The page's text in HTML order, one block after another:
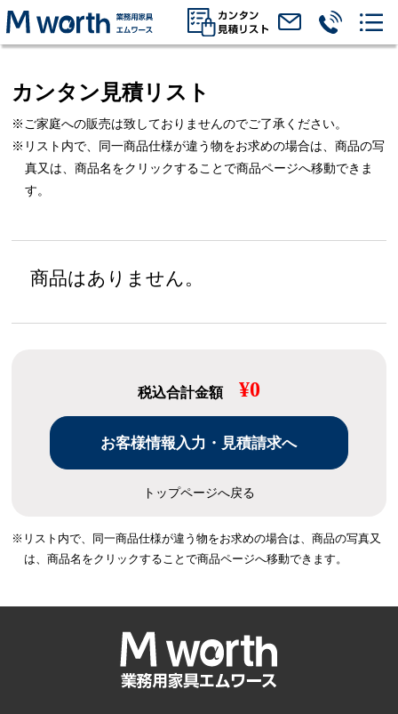
カンタン見積リスト
※ご家庭への販売は致しておりませんのでご了承ください。
※リスト内で、同一商品仕様が違う物をお求めの場合は、商品の写
真又は、商品名をクリックすることで商品ページへ移動できま
す。
商品はありません。
税込合計金額 ¥0
トップページへ戻る
※リスト内で、同一商品仕様が違う物をお求めの場合は、商品の写真又
は、商品名をクリックすることで商品ページへ移動できます。